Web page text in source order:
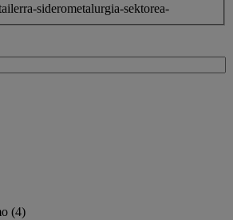
siderometalurgia-sektorea-
(4)